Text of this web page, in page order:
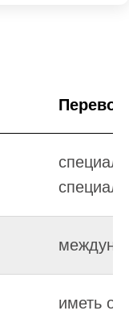
Перевод
иметь